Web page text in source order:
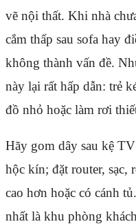
vẽ nội thất. Khi nhà
cắm thấp sau sofa hay
không thành vấn đề.
này lại rất hấp dẫn: trẻ
đồ nhỏ hoặc làm rơi
Hãy gom dây sau kệ
hộc kín; đặt router,
cao hơn hoặc có cánh
nhất là khu phòng